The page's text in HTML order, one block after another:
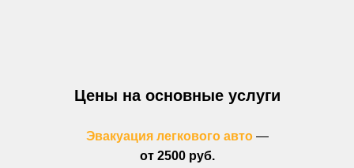
Цены на основные услуги
Эвакуация легкового авто—
от 2500 руб.